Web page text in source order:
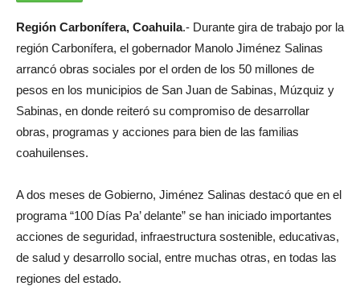
Región Carbonífera, Coahuila.- Durante gira de trabajo por la
región Carbonífera, el gobernador Manolo Jiménez Salinas
arrancó obras sociales por el orden de los 50 millones de
pesos en los municipios de San Juan de Sabinas, Múzquiz y
Sabinas, en donde reiteró su compromiso de desarrollar
obras, programas y acciones para bien de las familias
coahuilenses.
A dos meses de Gobierno, Jiménez Salinas destacó que en el
programa “100 Días Pa’ delante” se han iniciado importantes
acciones de seguridad, infraestructura sostenible, educativas,
de salud y desarrollo social, entre muchas otras, en todas las
regiones del estado.